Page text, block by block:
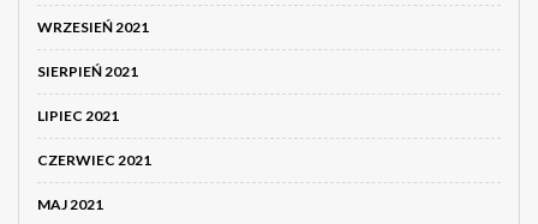
WRZESIEŃ 2021
SIERPIEŃ 2021
LIPIEC 2021
CZERWIEC 2021
MAJ 2021